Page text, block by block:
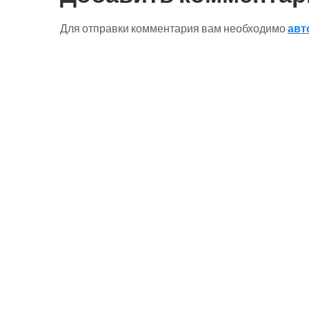
Для отправки комментария вам необходимо